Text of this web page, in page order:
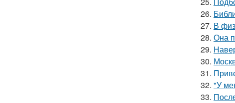
26.
27. В
28. Она
29.
30.
31.
32. "У
33.